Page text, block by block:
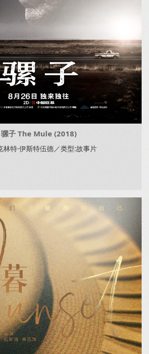
骡子 The Mule (2018)
林特·伊斯特伍德／类型:故事片